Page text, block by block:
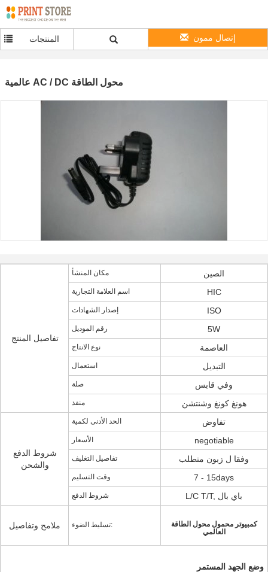
المنتجات إتصال ممون
عالمية AC / DC محول الطاقة
تفاصيل المنتج
مكان المنشأ الصين
اسم العلامة التجارية HIC
إصدار الشهادات ISO
رقم الموديل 5W
نوع الانتاج العاصمة
استعمال التبديل
صلة وفي قابس
منفذ هونغ كونغ وشنتشن
شروط الدفع
والشحن
الحد الأدنى لكمية تفاوض
الأسعار negotiable
تفاصيل التغليف وفقا ل زبون متطلب
وقت التسليم 7 - 15days
شروط الدفع L/C T/T, باي بال
ملامح وتفاصيل تسليط الضوء:
كمبيوتر محمول محول الطاقة
العالمي
وضع الجهد المستمر